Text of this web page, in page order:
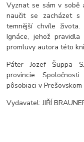
Vyznat se sám v sobě
naučit se zacházet s
temnější chvíle
Ignáce, jehož
promluvy autora této
Páter Jozef Šuppa
provincie
pôsobiaci v
Vydavatel: JIŘÍ